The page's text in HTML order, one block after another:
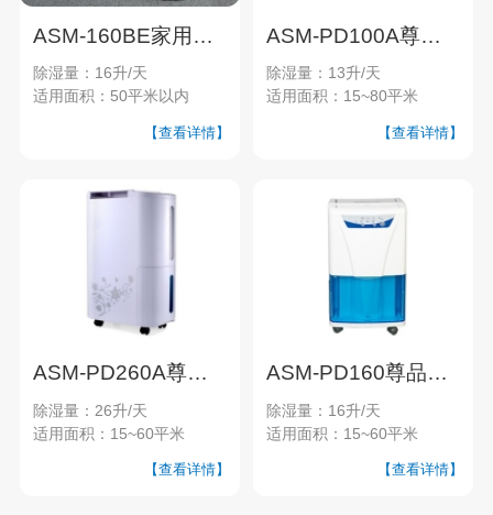
ASM-160BE家用除湿机
除湿量：16升/天
适用面积：50平米以内
【查看详情】
ASM-PD100A尊品系列家用除湿机
除湿量：13升/天
适用面积：15~80平米
【查看详情】
ASM-PD260A尊品系列家用除湿机
除湿量：26升/天
适用面积：15~60平米
【查看详情】
ASM-PD160尊品系列家用除湿机
除湿量：16升/天
适用面积：15~60平米
【查看详情】